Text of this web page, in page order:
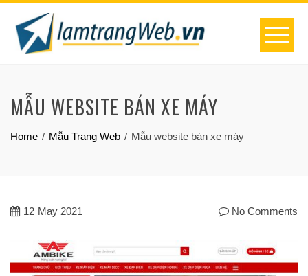
content
MẪU WEBSITE BÁN XE MÁY
Home Mẫu Trang Web Mẫu website bán xe máy
12 May 2021 No Comments